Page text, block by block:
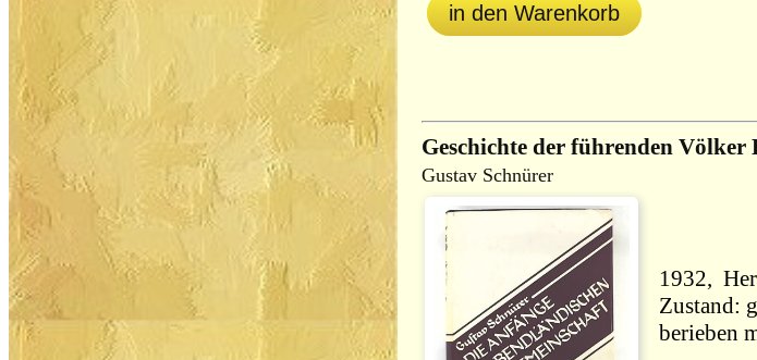
in den Warenkorb
Geschichte der führenden
Gustav Schnürer
Zustand: